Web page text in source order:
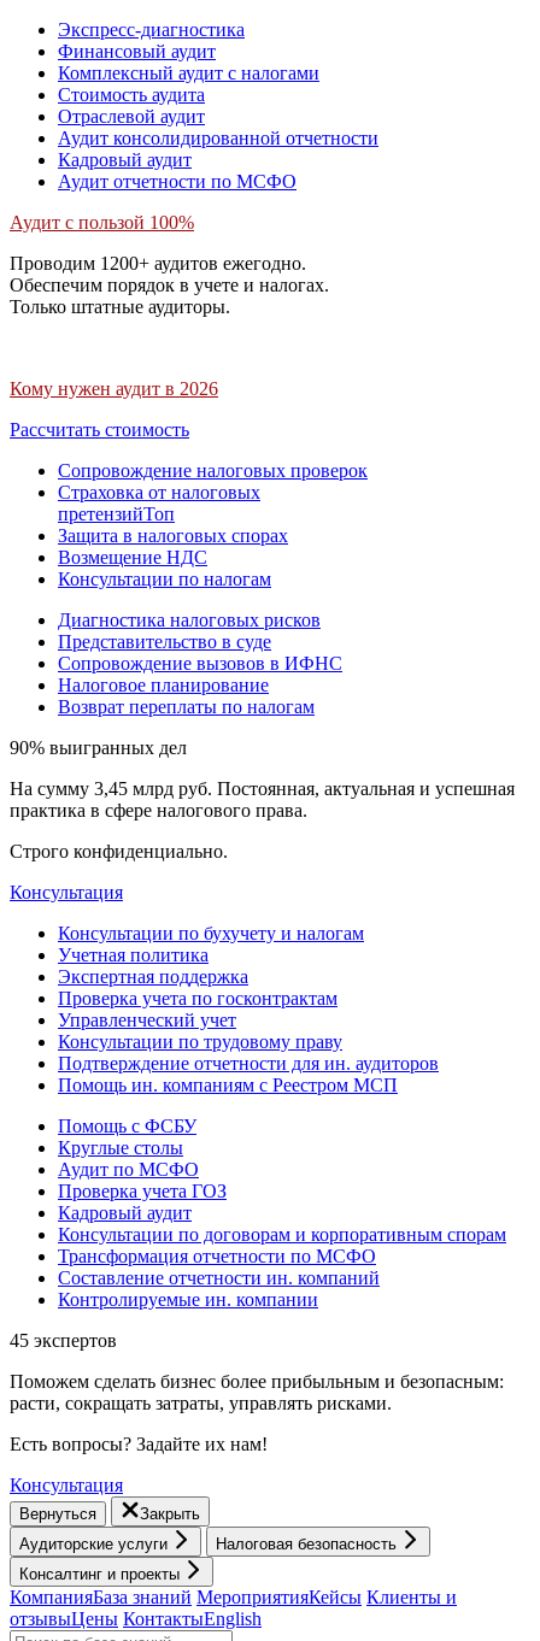
Экспресс-диагностика
Финансовый аудит
Комплексный аудит с налогами
Стоимость аудита
Отраслевой аудит
Аудит консолидированной отчетности
Кадровый аудит
Аудит отчетности по МСФО
Аудит с пользой 100%
Проводим 1200+ аудитов ежегодно.
Обеспечим порядок в учете и налогах.
Только штатные аудиторы.
Кому нужен аудит в 2026
Рассчитать стоимость
Сопровождение налоговых проверок
Страховка от налоговых
претензийТоп
Защита в налоговых спорах
Возмещение НДС
Консультации по налогам
Диагностика налоговых рисков
Представительство в суде
Сопровождение вызовов в ИФНС
Налоговое планирование
Возврат переплаты по налогам
90% выигранных дел
На сумму 3,45 млрд руб. Постоянная, актуальная и успешная
практика в сфере налогового права.
Строго конфиденциально.
Консультация
Консультации по бухучету и налогам
Учетная политика
Экспертная поддержка
Проверка учета по госконтрактам
Управленческий учет
Консультации по трудовому праву
Подтверждение отчетности для ин. аудиторов
Помощь ин. компаниям с Реестром МСП
Помощь с ФСБУ
Круглые столы
Аудит по МСФО
Проверка учета ГОЗ
Кадровый аудит
Консультации по договорам и корпоративным спорам
Трансформация отчетности по МСФО
Составление отчетности ин. компаний
Контролируемые ин. компании
45 экспертов
Поможем сделать бизнес более прибыльным и безопасным:
расти, cокращать затраты, управлять рисками.
Есть вопросы? Задайте их нам!
Консультация
Вернуться
Закрыть
Аудиторские услуги
Налоговая безопасность
Консалтинг и проекты
КомпанияБаза знаний МероприятияКейсы Клиенты и
отзывыЦены КонтактыEnglish